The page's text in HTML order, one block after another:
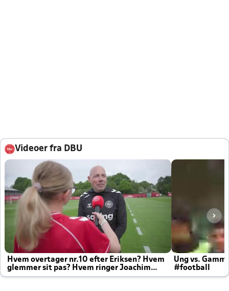
Videoer fra DBU
Hvem overtager nr.10 efter Eriksen? Hvem
glemmer sit pas? Hvem ringer Joachim
altid til efter kampe?
Ung vs.
#football